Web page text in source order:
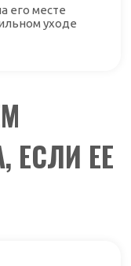
его месте
уходе
ЕСЛИ ЕЕ